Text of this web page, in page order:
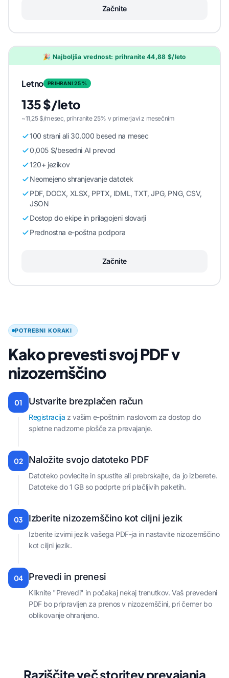
Začnite
🎉 Najboljša vrednost: prihranite 44,88 $/leto
Letno PRIHRANI 25 %
135 $/leto
~11,25 $/mesec, prihranite 25% v primerjavi z mesečnim
100 strani ali 30.000 besed na mesec
0,005 $/besedni AI prevod
120+ jezikov
Neomejeno shranjevanje datotek
PDF, DOCX, XLSX, PPTX, IDML, TXT, JPG, PNG, CSV,
JSON
Dostop do ekipe in prilagojeni slovarji
Prednostna e-poštna podpora
Začnite
POTREBNI KORAKI
Kako prevesti svoj PDF v
nizozemščino
01 Ustvarite brezplačen račun
Registracija z vašim e-poštnim naslovom za dostop do
spletne nadzorne plošče za prevajanje.
02 Naložite svojo datoteko PDF
Datoteko povlecite in spustite ali prebrskajte, da jo izberete.
Datoteke do 1 GB so podprte pri plačljivih paketih.
03 Izberite nizozemščino kot ciljni jezik
Izberite izvirni jezik vašega PDF-ja in nastavite nizozemščino
kot ciljni jezik.
04 Prevedi in prenesi
Kliknite "Prevedi" in počakaj nekaj trenutkov. Vaš prevedeni
PDF bo pripravljen za prenos v nizozemščini, pri čemer bo
oblikovanje ohranjeno.
Raziščite več storitev prevajanja